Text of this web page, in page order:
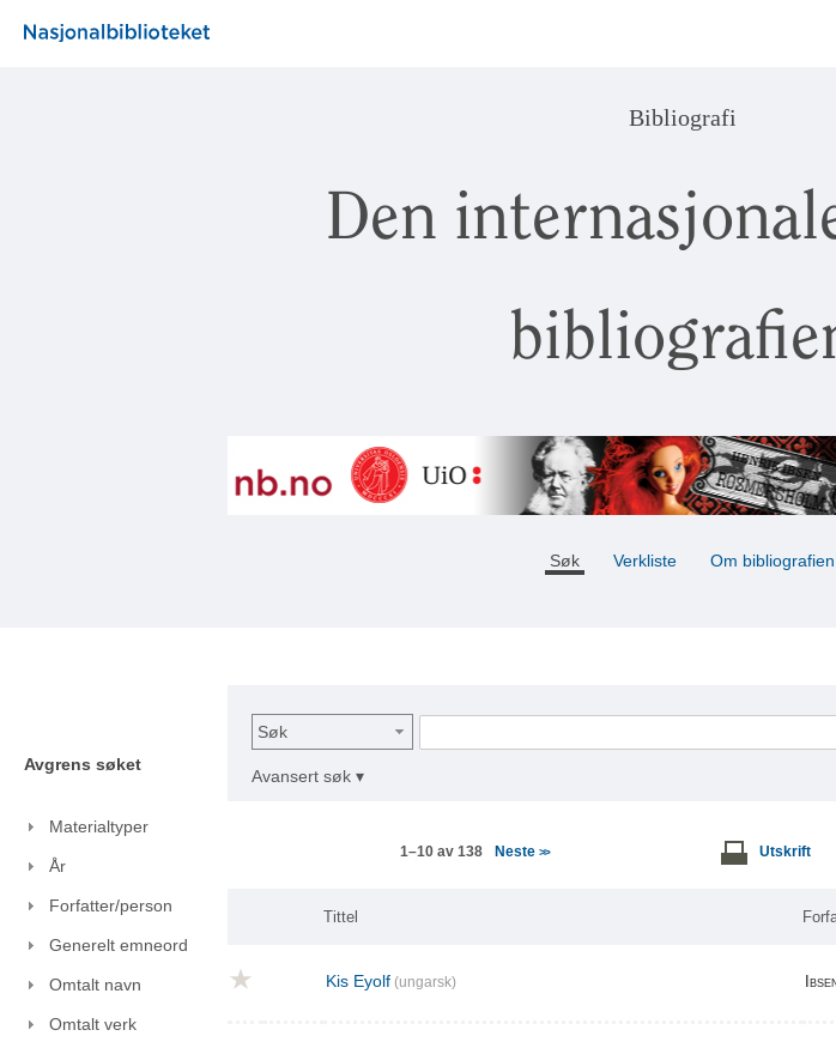
Bibliografi
Den
Søk Verkliste Om bibliografien
Avgrens søket
Materialtyper
År
Forfatter/person
Generelt emneord
Omtalt navn
Omtalt verk
Søk
Avansert søk ▾
1–10 av 138 Neste >> Utskrift
Tittel
Kis Eyolf (ungarsk)